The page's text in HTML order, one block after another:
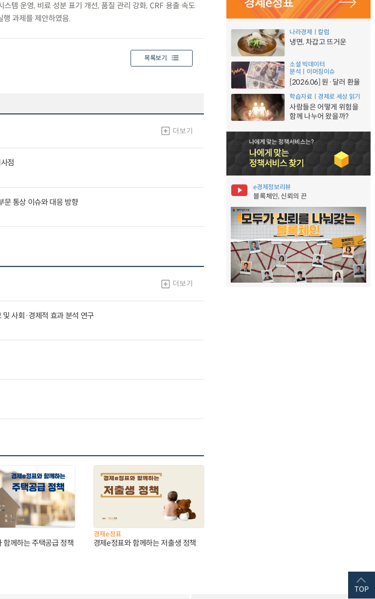
템 운영, 비료 성분 표기 개선, 품질 관리 강화, CRF 용출 속도
과제를 제안하였음.
목록보기
더보기
점
문 통상 이슈와 대응 방향
더보기
사회·경제적 효과 분석 연구
함께하는 주택공급 정책
경제e정표
경제e정표와 함께하는 저출생 정책
나라경제ㅣ칼럼
냉면, 차갑고 뜨거운
소셜 빅데이터
분석ㅣ이머징이슈
[2026.06] 원·달러 환율
학습자료ㅣ경제로 세상 읽기
사람들은 어떻게 위험을
함께 나누어 왔을까?
e경제정보리뷰
블록체인, 신뢰의 끈
TOP